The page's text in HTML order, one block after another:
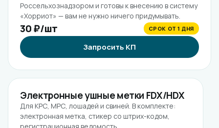
Россельхознадзором и готовы к внесению в систему
«Хорриот» — вам не нужно ничего придумывать.
30 ₽/шт СРОК ОТ 1 ДНЯ
Запросить КП
Электронные ушные метки FDX/HDX
Для КРС, МРС, лошадей и свиней. В комплекте:
электронная метка, стикер со штрих-кодом,